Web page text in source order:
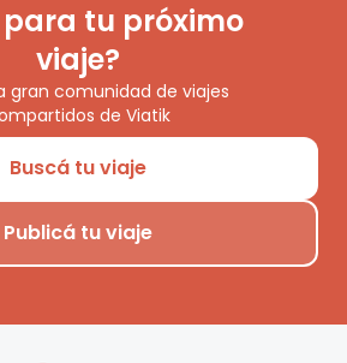
para tu próximo
viaje?
gran comunidad de viajes
de Viatik
Buscá tu viaje
Publicá tu viaje